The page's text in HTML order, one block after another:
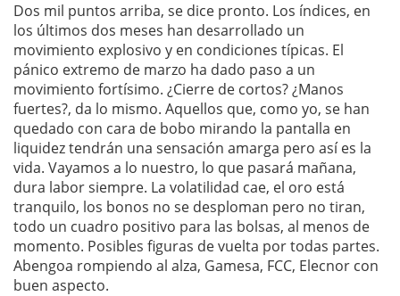
Dos mil puntos arriba, se dice pronto. Los índices, en
los últimos dos meses han desarrollado un
movimiento explosivo y en condiciones típicas. El
pánico extremo de marzo ha dado paso a un
movimiento fortísimo. ¿Cierre de cortos? ¿Manos
fuertes?, da lo mismo. Aquellos que, como yo, se han
quedado con cara de bobo mirando la pantalla en
liquidez tendrán una sensación amarga pero así es la
vida. Vayamos a lo nuestro, lo que pasará mañana,
dura labor siempre. La volatilidad cae, el oro está
tranquilo, los bonos no se desploman pero no tiran,
todo un cuadro positivo para las bolsas, al menos de
momento. Posibles figuras de vuelta por todas partes.
Abengoa rompiendo al alza, Gamesa, FCC, Elecnor con
buen aspecto.